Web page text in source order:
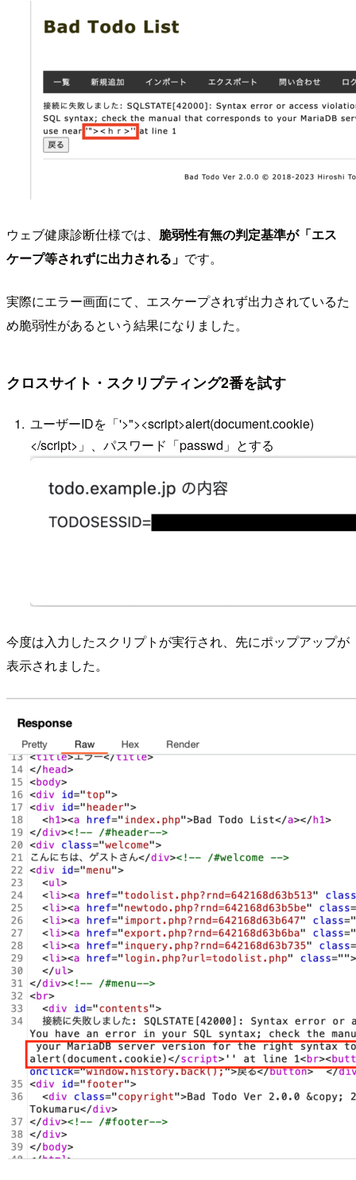
ウェブ健康診断仕様では、 脆弱性有無の判定基準が「エス
ケープ等されずに出力される」 です。
実際にエラー画面にて、エスケープされず出力されているた
め脆弱性があるという結果になりました。
クロスサイト・スクリプティング2番を試す
ユーザーIDを「'>"><script>alert(document.cookie)
</script>」、パスワード「passwd」とする
今度は入力したスクリプトが実行され、先にポップアップが
表示されました。